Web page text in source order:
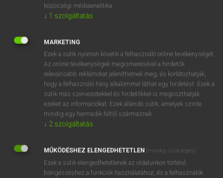
DÍJMENTES ANGOL SZÓTÁR
acidity
acid-proof
közösségi médiaanalitika.
↓ 1 szolgáltatás
MARKETING
Ezek a sütik nyomon követik a felhasználó online tevékenységét.
Az online tevékenységek megismerésével a hirdetők
relevánsabb reklámokat jeleníthetnek meg, és korlátozhatják,
hogy a felhasználó hány alkalommal láthat egy hirdetést. Ezek a
sütik más szervezetekkel és hirdetőkkel is megoszthatják
ezeket az információkat. Ezek állandó sütik, amelyek szinte
mindig egy harmadik féltől származnak.
↓ 2 szolgáltatás
MŰKÖDÉSHEZ ELENGEDHETETLEN (mindig szükséges)
Ezek a sütik elengedhetetlenek az oldalunkon történő
böngészéshez,a funkciók használatához, és a felhasználók